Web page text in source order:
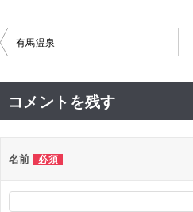
投
ビ
ー
シ
有馬温泉
コメントを残す
名前 必須